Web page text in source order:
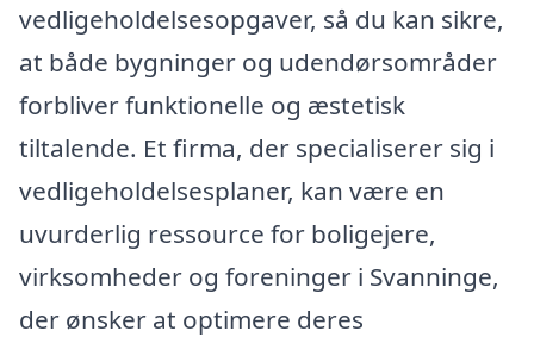
vedligeholdelsesopgaver, så du kan sikre,
at både bygninger og udendørsområder
forbliver funktionelle og æstetisk
tiltalende. Et firma, der specialiserer sig i
vedligeholdelsesplaner, kan være en
uvurderlig ressource for boligejere,
virksomheder og foreninger i Svanninge,
der ønsker at optimere deres